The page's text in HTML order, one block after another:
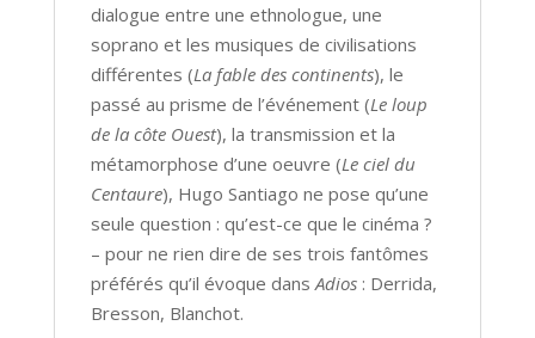
dialogue entre une ethnologue, une
soprano et les musiques de civilisations
différentes (La fable des continents), le
passé au prisme de l’événement (Le loup
de la côte Ouest), la transmission et la
métamorphose d’une oeuvre (Le ciel du
Centaure), Hugo Santiago ne pose qu’une
seule question : qu’est-ce que le cinéma ?
– pour ne rien dire de ses trois fantômes
préférés qu’il évoque dans Adios: Derrida,
Bresson, Blanchot.